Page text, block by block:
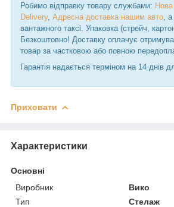
Робимо відправку товару службами:
Delivery, Адресна доставка нашим авто ,
вантажного таксі. Упаковка (стрейч,
Безкоштовно! Доставку оплачує
товар за частковою або повною
Гарантія надається терміном на 14 днів
Приховати
Характеристики
Основні
Виробник
Вико
Тип
Стелаж